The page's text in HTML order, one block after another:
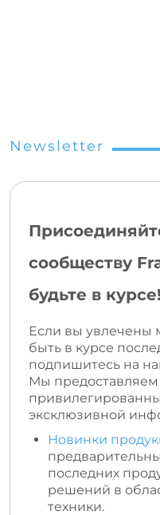
Newsletter
сообществу
будьте в курсе!
Если вы увлечены
быть в курсе
подпишитесь на
Мы предоставляем
эксклюзивной
Новинки
последних
решений в
техники.